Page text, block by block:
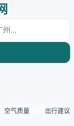
空气质量 出行建议